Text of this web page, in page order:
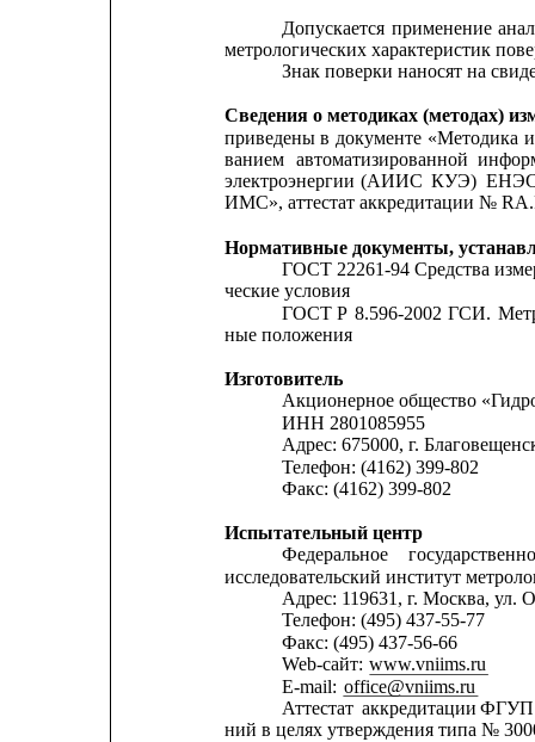
Допускается применение
метрологических характеристик
Знак поверки наносят на
Сведения о методиках (методах)
приведены в документе «Методика
ванием автоматизированной
электроэнергии (АИИС КУЭ)
ИМС», аттестат аккредитации №
Нормативные документы,
ГОСТ 22261-94 Средства
ческие условия
ГОСТ Р 8.596-2002 ГСИ.
ные положения
Изготовитель
Акционерное общество
ИНН 2801085955
Адрес: 675000, г.
Телефон: (4162) 399-802
Факс: (4162) 399-802
Испытательный центр
Федеральное
исследовательский институт
Адрес: 119631, г. Москва, ул.
Телефон: (495) 437-55-77
Факс: (495) 437-56-66
Web-сайт: www.vniims.ru
E-mail: office@vniims.ru
Аттестат аккредитации ФГУП
ний в целях утверждения типа №